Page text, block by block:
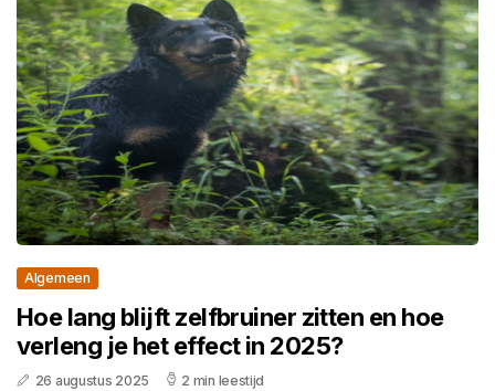
Algemeen
Hoe lang blijft zelfbruiner zitten en hoe
verleng je het effect in 2025?
26 augustus 2025 2 min leestijd